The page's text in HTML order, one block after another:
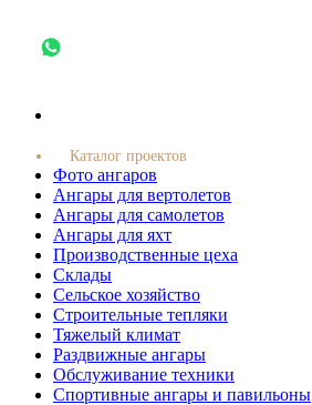
Каталог проектов
Фото ангаров
Ангары для вертолетов
Ангары для самолетов
Ангары для яхт
Производственные цеха
Склады
Сельское хозяйство
Строительные тепляки
Тяжелый климат
Раздвижные ангары
Обслуживание техники
Спортивные ангары и павильоны